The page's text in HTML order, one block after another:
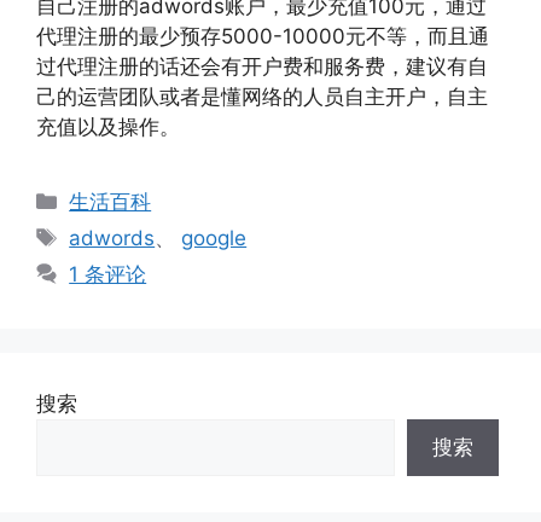
自己注册的adwords账户，最少充值100元，通过
代理注册的最少预存5000-10000元不等，而且通
过代理注册的话还会有开户费和服务费，建议有自
己的运营团队或者是懂网络的人员自主开户，自主
充值以及操作。
分
生活百科
标
签
adwords、 google
1 条评论
搜索
搜索